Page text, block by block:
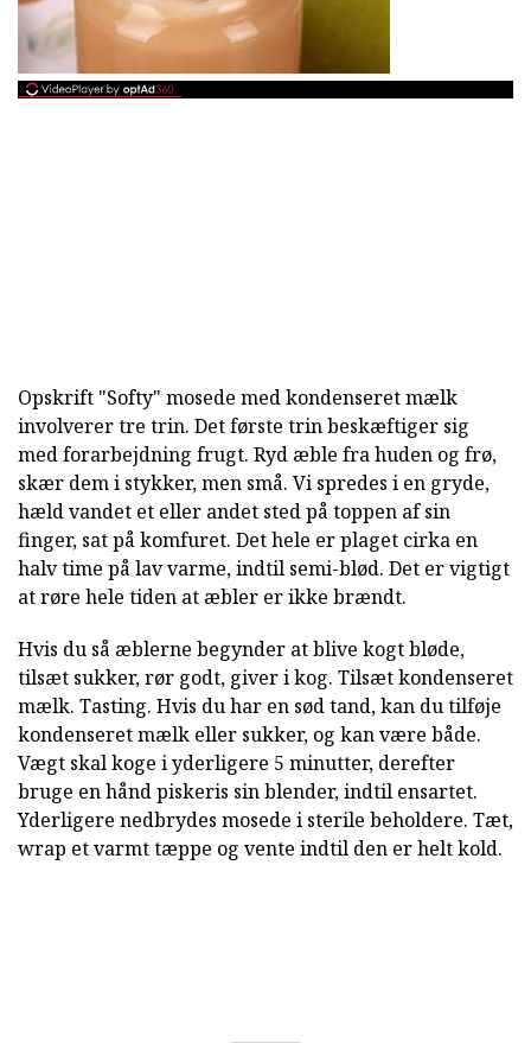
Opskrift "Softy" mosede med kondenseret mælk
involverer tre trin. Det første trin beskæftiger sig
med forarbejdning frugt. Ryd æble fra huden og frø,
skær dem i stykker, men små. Vi spredes i en gryde,
hæld vandet et eller andet sted på toppen af sin
finger, sat på komfuret. Det hele er plaget cirka en
halv time på lav varme, indtil semi-blød. Det er vigtigt
at røre hele tiden at æbler er ikke brændt.
Hvis du så æblerne begynder at blive kogt bløde,
tilsæt sukker, rør godt, giver i kog. Tilsæt kondenseret
mælk. Tasting. Hvis du har en sød tand, kan du tilføje
kondenseret mælk eller sukker, og kan være både.
Vægt skal koge i yderligere 5 minutter, derefter
bruge en hånd piskeris sin blender, indtil ensartet.
Yderligere nedbrydes mosede i sterile beholdere. Tæt,
wrap et varmt tæppe og vente indtil den er helt kold.